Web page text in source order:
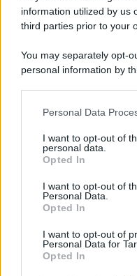
information utilized by us
third parties prior to your
You may separately opt-
personal information by
This information may
further disclose it to
Please note that this
services and may gather
not limited to your visit or
grant or deny consent to
consent section.
Personal Data
I want to opt-out of
personal data.
Opted In
I want to opt-out of
Personal Data.
Opted In
I want to opt-out of
Personal Data for
Opted In